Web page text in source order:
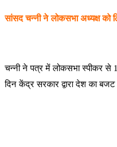
सांसद चन्नी ने लोकसभा अध्यक्ष को
चन्नी ने पत्र में लोकसभा स्पीकर से
दिन केंद्र सरकार द्वारा देश का